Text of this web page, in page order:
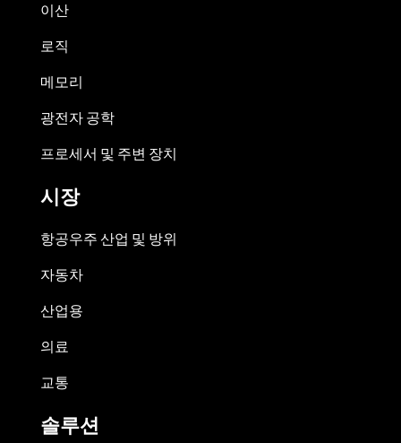
이산
로직
메모리
광전자 공학
프로세서 및 주변 장치
시장
항공우주 산업 및 방위
자동차
산업용
의료
교통
솔루션